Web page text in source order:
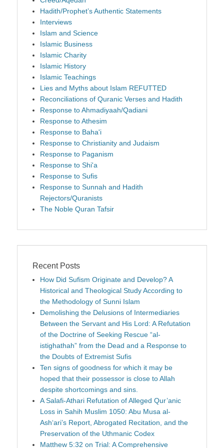
Hadith/Prophet’s Authentic Statements
Interviews
Islam and Science
Islamic Business
Islamic Charity
Islamic History
Islamic Teachings
Lies and Myths about Islam REFUTTED
Reconciliations of Quranic Verses and Hadith
Response to Ahmadiyaah/Qadiani
Response to Athesim
Response to Baha'i
Response to Christianity and Judaism
Response to Paganism
Response to Shi'a
Response to Sufis
Response to Sunnah and Hadith
Rejectors/Quranists
The Noble Quran Tafsir
Recent Posts
How Did Sufism Originate and Develop? A
Historical and Theological Study According to
the Methodology of Sunni Islam
Demolishing the Delusions of Intermediaries
Between the Servant and His Lord: A Refutation
of the Doctrine of Seeking Rescue “al-
istighathah” from the Dead and a Response to
the Doubts of Extremist Sufis
Ten signs of goodness for which it may be
hoped that their possessor is close to Allah
despite shortcomings and sins.
A Salafi-Athari Refutation of Alleged Qur’anic
Loss in Sahih Muslim 1050: Abu Musa al-
Ash‘ari’s Report, Abrogated Recitation, and the
Preservation of the Uthmanic Codex
Matthew 5:32 on Trial: A Comprehensive